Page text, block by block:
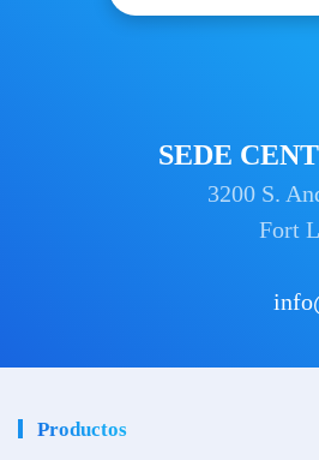
SEDE
3200 S.
Fort
Productos